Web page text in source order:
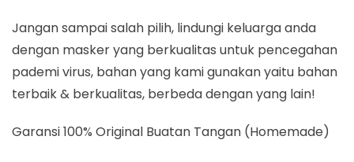
Jangan sampai salah pilih, lindungi keluarga anda
dengan masker yang berkualitas untuk pencegahan
pademi virus, bahan yang kami gunakan yaitu bahan
terbaik & berkualitas, berbeda dengan yang lain!
Garansi 100% Original Buatan Tangan (Homemade)